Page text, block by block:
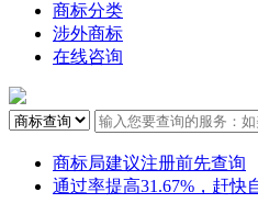
商标分类
涉外商标
在线咨询
商标局建议注册前先查询
通过率提高31.67%，赶快